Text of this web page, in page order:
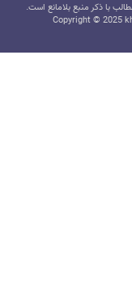
با ذکر منبع بلامانع است.
Copyright © 2025